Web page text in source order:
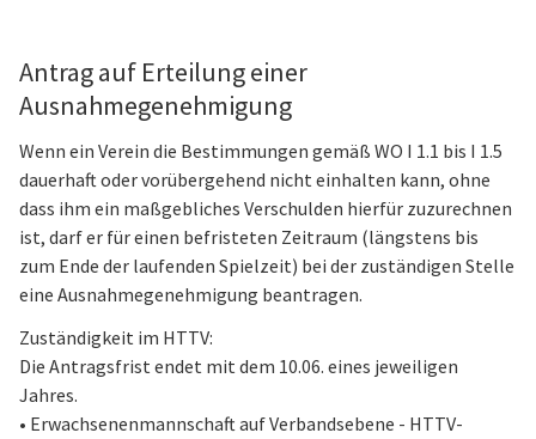
Antrag auf Erteilung einer
Ausnahmegenehmigung
Wenn ein Verein die Bestimmungen gemäß WO I 1.1 bis I 1.5
dauerhaft oder vorübergehend nicht einhalten kann, ohne
dass ihm ein maßgebliches Verschulden hierfür zuzurechnen
ist, darf er für einen befristeten Zeitraum (längstens bis
zum Ende der laufenden Spielzeit) bei der zuständigen Stelle
eine Ausnahmegenehmigung beantragen.
Zuständigkeit im HTTV:
Die Antragsfrist endet mit dem 10.06. eines jeweiligen
Jahres.
• Erwachsenenmannschaft auf Verbandsebene - HTTV-